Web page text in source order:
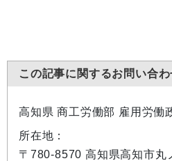
この記事に関するお問い合わ
高知県 商工労働部 雇用労働
所在地：
〒780-8570 高知県高知市丸